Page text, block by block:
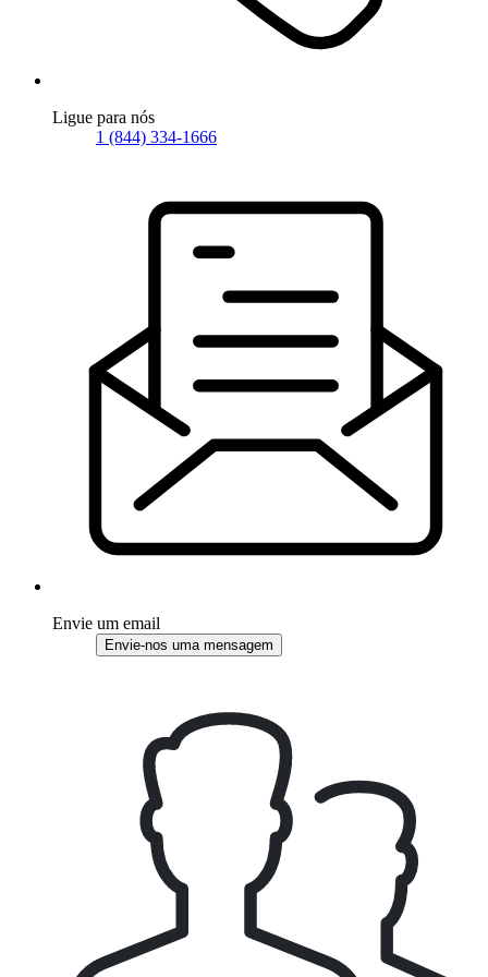
Ligue para nós
1 (844) 334-1666
Envie um email
Envie-nos uma mensagem